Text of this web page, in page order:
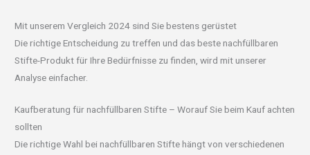
Mit unserem Vergleich 2024 sind Sie bestens gerüstet
Die richtige Entscheidung zu treffen und das beste nachfüllbaren
Stifte-Produkt für Ihre Bedürfnisse zu finden, wird mit unserer
Analyse einfacher.
Kaufberatung für nachfüllbaren Stifte – Worauf Sie beim Kauf achten
sollten
Die richtige Wahl bei nachfüllbaren Stifte hängt von verschiedenen